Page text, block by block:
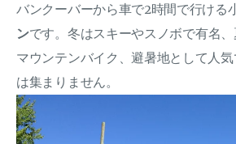
バンクーバーから車で2時間で行ける
ンです。冬はスキーやスノボで有名
マウンテンバイク、避暑地として人
は集まりません。